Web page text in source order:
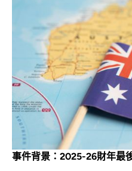
事件背景：2025-26財年最